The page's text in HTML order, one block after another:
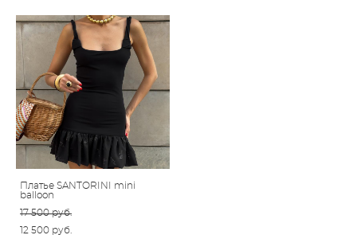
Платье SANTORINI mini
balloon
17 500 pуб.
12 500 pуб.